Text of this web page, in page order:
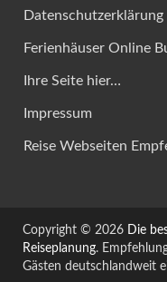
Datenschutzerklärung
Ferienhäuser Online
Ihre Seite hier…
Impressum
Reise Webseiten
Copyright © 2026 Die
Reiseplanung.
Gästen deutschlandweit